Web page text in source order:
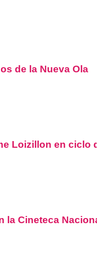
de la Nueva Ola
Loizillon en ciclo
la Cineteca